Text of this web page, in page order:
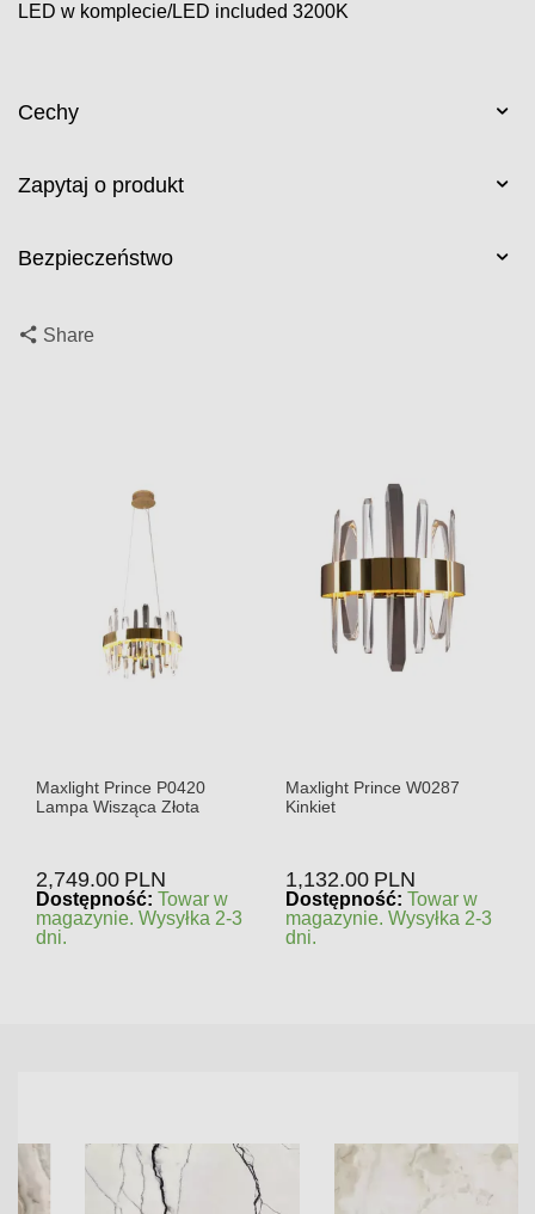
LED w komplecie/LED included 3200K
Cechy
Zapytaj o produkt
Bezpieczeństwo
Share
Maxlight Prince P0420
Lampa Wisząca Złota
2,749.00 PLN
Dostępność: Towar w
magazynie. Wysyłka 2-3
dni.
Maxlight Prince W0287
Kinkiet
1,132.00 PLN
Dostępność: Towar w
magazynie. Wysyłka 2-3
dni.